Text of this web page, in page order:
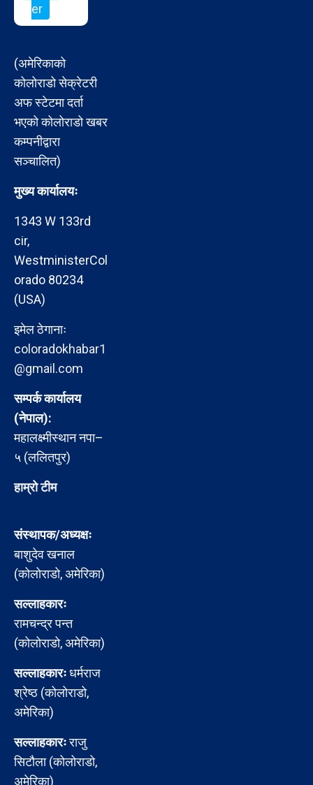
er
(अमेरिकाको
कोलोराडो सेक्रेटरी
अफ स्टेटमा दर्ता
भएको कोलोराडो खबर
कम्पनीद्वारा
सञ्चालित)
मुख्य कार्यालयः
1343 W 133rd
cir,
WestministerCol
orado 80234
(USA)
इमेल ठेगानाः
coloradokhabar1
@gmail.com
सम्पर्क कार्यालय
(नेपाल):
महालक्ष्मीस्थान नपा–
५ (ललितपुर)
हाम्रो टीम
संस्थापक/अध्यक्षः
बाशुदेव खनाल
(कोलोराडो, अमेरिका)
सल्लाहकारः
रामचन्द्र पन्त
(कोलोराडो, अमेरिका)
सल्लाहकारःधर्मराज
श्रेष्ठ (कोलोराडो,
अमेरिका)
सल्लाहकारःराजु
सिटौला (कोलोराडो,
अमेरिका)